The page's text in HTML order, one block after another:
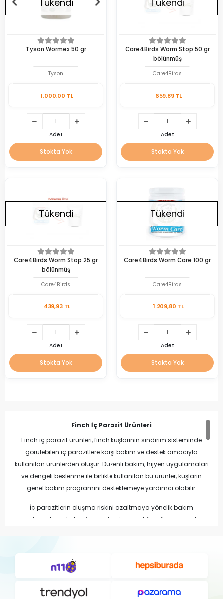
Tükendi
Tyson Wormex 50 gr
Tyson
1.000,00 TL
Adet
Stokta Yok
Tükendi
Care4Birds Worm Stop 50 gr
bölünmüş
Care4Birds
659,89 TL
Adet
Stokta Yok
Tükendi
Care4Birds Worm Stop 25 gr
bölünmüş
Care4Birds
439,93 TL
Adet
Stokta Yok
Tükendi
Care4Birds Worm Care 100 gr
Care4Birds
1.209,80 TL
Adet
Stokta Yok
Finch İç Parazit Ürünleri
Finch iç parazit ürünleri, finch kuşlarının sindirim sisteminde
görülebilen iç parazitlere karşı bakım ve destek amacıyla
kullanılan ürünlerden oluşur. Düzenli bakım, hijyen uygulamaları
ve dengeli beslenme ile birlikte kullanılan bu ürünler, kuşların
genel bakım programını desteklemeye yardımcı olabilir.
İç parazitlerin oluşma riskini azaltmaya yönelik bakım
uygulamalarında temiz yem, temiz su ve hijyenik yaşam alanı
Finch İç Parazit Ürünlerinin Avantajları
Bağırsak hijyeninin korunmasına yardımcı olabilir.